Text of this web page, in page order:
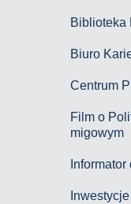
Biblioteka
Biuro
Centrum
Film o
migowym